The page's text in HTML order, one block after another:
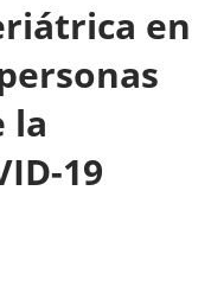
en
la
19